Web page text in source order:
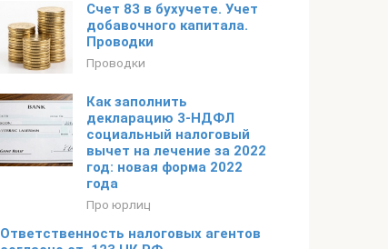
Счет 83 в бухучете. Учет
добавочного капитала.
Проводки
Проводки
Как заполнить
декларацию 3-НДФЛ
социальный налоговый
вычет на лечение за 2022
год: новая форма 2022
года
Про юрлиц
Ответственность налоговых агентов